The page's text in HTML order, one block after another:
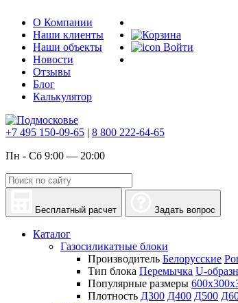
О Компании
Наши клиенты
Наши объекты
Новости
Отзывы
Блог
Калькулятор
Войти
+7 495 150-09-65 | 8 800 222-64-65
Пн - Сб 9:00 — 20:00
Бесплатный расчет Задать вопрос
Каталог
Газосиликатные блоки
Производитель Белорусские
Тип блока Перемычка U-
Популярные размеры
Плотность Д300 Д400 Д500